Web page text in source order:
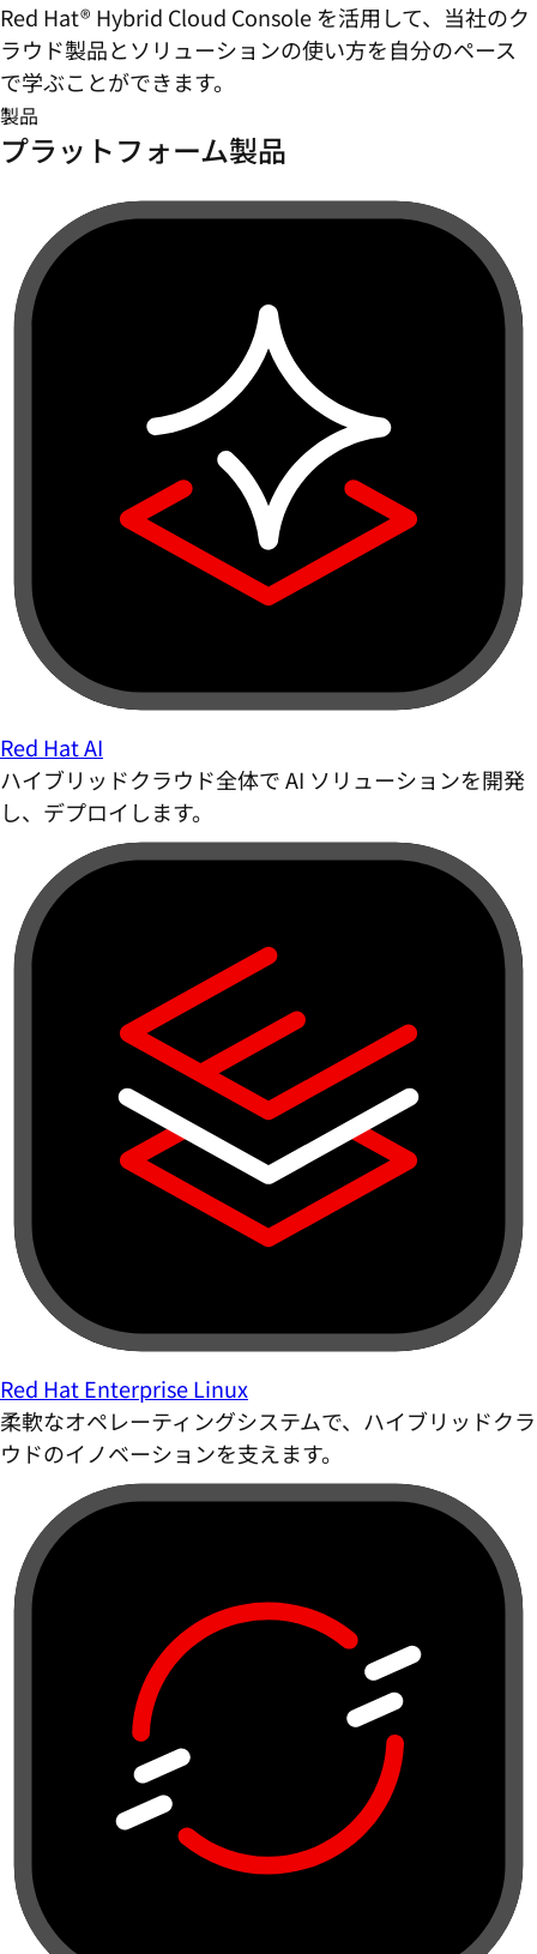
Red Hat® Hybrid Cloud Console を活用して、当社のク
ラウド製品とソリューションの使い方を自分のペース
で学ぶことができます。
製品
プラットフォーム製品
Red Hat AI
ハイブリッドクラウド全体で AI ソリューションを開発
し、デプロイします。
Red Hat Enterprise Linux
柔軟なオペレーティングシステムで、ハイブリッドクラ
ウドのイノベーションを支えます。